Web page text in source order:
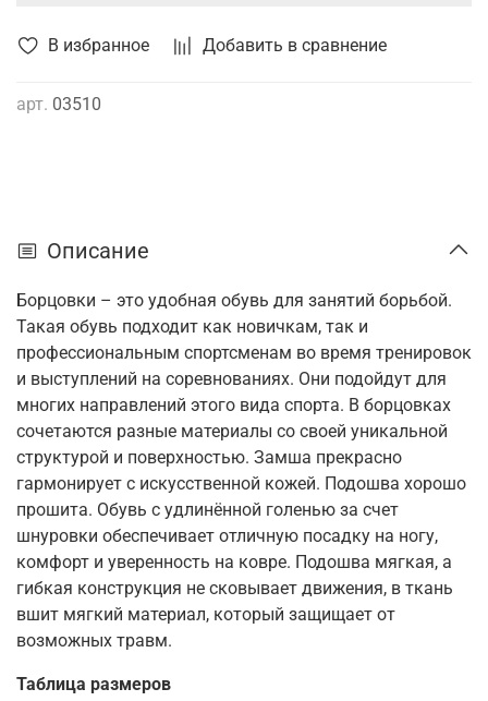
В избранное Добавить в сравнение
арт. 03510
Описание
Борцовки – это удобная обувь для занятий борьбой.
Такая обувь подходит как новичкам, так и
профессиональным спортсменам во время тренировок
и выступлений на соревнованиях. Они подойдут для
многих направлений этого вида спорта. В борцовках
сочетаются разные материалы со своей уникальной
структурой и поверхностью. Замша прекрасно
гармонирует с искусственной кожей. Подошва хорошо
прошита. Обувь с удлинённой голенью за счет
шнуровки обеспечивает отличную посадку на ногу,
комфорт и уверенность на ковре. Подошва мягкая, а
гибкая конструкция не сковывает движения, в ткань
вшит мягкий материал, который защищает от
возможных травм.
Таблица размеров